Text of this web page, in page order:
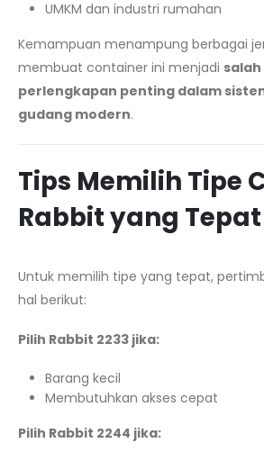
UMKM dan industri rumahan
Kemampuan menampung berbagai
membuat container ini menjadi
perlengkapan penting dalam
gudang modern.
Tips Memilih Tipe
Rabbit yang Tepat
Untuk memilih tipe yang tepat,
hal berikut:
Pilih Rabbit 2233 jika:
Barang kecil
Membutuhkan akses cepat
Pilih Rabbit 2244 jika: